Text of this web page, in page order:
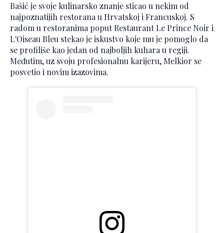
Bašić je svoje kulinarsko znanje sticao u nekim od
najpoznatijih restorana u Hrvatskoj i Francuskoj. S
radom u restoranima poput Restaurant Le Prince Noir i
L'Oiseau Bleu stekao je iskustvo koje mu je pomoglo da
se profiliše kao jedan od najboljih kuhara u regiji.
Međutim, uz svoju profesionalnu karijeru, Melkior se
posvetio i novim izazovima.